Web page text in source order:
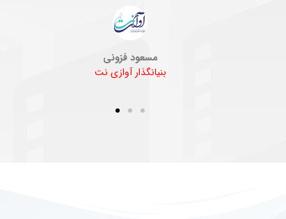
مسعود فزونی
بنیانگذار آوازی نت